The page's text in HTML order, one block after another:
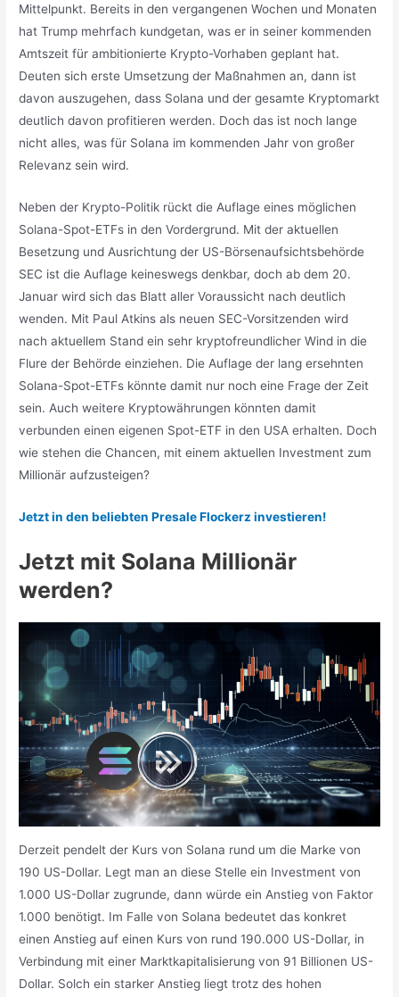
Mittelpunkt. Bereits in den vergangenen Wochen und Monaten
hat Trump mehrfach kundgetan, was er in seiner kommenden
Amtszeit für ambitionierte Krypto-Vorhaben geplant hat.
Deuten sich erste Umsetzung der Maßnahmen an, dann ist
davon auszugehen, dass Solana und der gesamte Kryptomarkt
deutlich davon profitieren werden. Doch das ist noch lange
nicht alles, was für Solana im kommenden Jahr von großer
Relevanz sein wird.
Neben der Krypto-Politik rückt die Auflage eines möglichen
Solana-Spot-ETFs in den Vordergrund. Mit der aktuellen
Besetzung und Ausrichtung der US-Börsenaufsichtsbehörde
SEC ist die Auflage keineswegs denkbar, doch ab dem 20.
Januar wird sich das Blatt aller Voraussicht nach deutlich
wenden. Mit Paul Atkins als neuen SEC-Vorsitzenden wird
nach aktuellem Stand ein sehr kryptofreundlicher Wind in die
Flure der Behörde einziehen. Die Auflage der lang ersehnten
Solana-Spot-ETFs könnte damit nur noch eine Frage der Zeit
sein. Auch weitere Kryptowährungen könnten damit
verbunden einen eigenen Spot-ETF in den USA erhalten. Doch
wie stehen die Chancen, mit einem aktuellen Investment zum
Millionär aufzusteigen?
Jetzt in den beliebten Presale Flockerz investieren!
Jetzt mit Solana Millionär
werden?
Derzeit pendelt der Kurs von Solana rund um die Marke von
190 US-Dollar. Legt man an diese Stelle ein Investment von
1.000 US-Dollar zugrunde, dann würde ein Anstieg von Faktor
1.000 benötigt. Im Falle von Solana bedeutet das konkret
einen Anstieg auf einen Kurs von rund 190.000 US-Dollar, in
Verbindung mit einer Marktkapitalisierung von 91 Billionen US-
Dollar. Solch ein starker Anstieg liegt trotz des hohen